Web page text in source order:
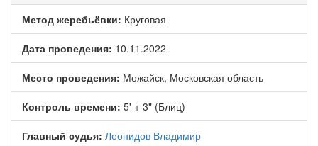
Метод жеребьёвки: Круговая
Дата проведения: 10.11.2022
Место проведения: Можайск, Московская область
Контроль времени: 5' + 3" (Блиц)
Главный судья: Леонидов Владимир